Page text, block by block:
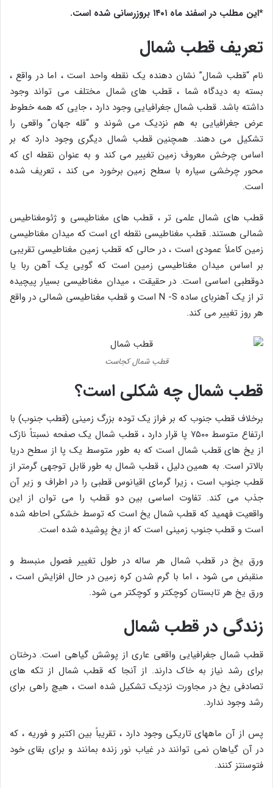
*این مطلب در اسفند ماه ۱۴۰۱ بروزرسانی شده است.
تعریف قطب شمال
نام “قطب شمال” نشان دهنده یک نقطه واحد است ، اما در واقع ،
بسته به دیدگاه شما ، قطب های شمال مختلف می تواند وجود
داشته باشد. قطب شمال جغرافیایی وجود دارد ، جایی که همه خطوط
عرض جغرافیایی به هم نزدیک می شوند و “قله جهان” واقعی را
تشکیل می دهند. همچنین قطب شمال دیگری وجود دارد که بر
اساس چرخش معروف زمین تغییر می کند و به عنوان نقطه ای که
محور چرخشی سیاره با سطح زمین برخورد می کند ، تعریف شده
است.
قطب های شمال علمی تر ، قطب های مغناطیسی و ژئومغناطیس
شمالی هستند. قطب مغناطیسی نقطه ای است که میدان مغناطیسی
زمین کاملاً عمودی است ، در حالی که قطب زمین مغناطیسی تقریبی
بر اساس میدان مغناطیسی زمین است که گویی یک آهن ربا یا
دوقطبی اساسی است. در حقیقت ، میدان مغناطیسی بسیار پیچیده
تر از یک آهنربای ساده N -S است و قطب مغناطیسی شمالی در واقع
هر روز تغییر می کند.
قطب شمال کجاست
قطب شمال چه شکلی است؟
برخلاف قطب جنوب که بر فراز یک توده بزرگ زمینی (قطب جنوب) با
ارتفاع متوسط ​​۷۵۰۰ پا قرار دارد ، قطب شمال یک صفحه نسبتاً نازک
از یخ های قطب شمال است که به طور متوسط ​​یک پا از سطح دریا
بالاتر است. به همین دلیل ، قطب شمال به طور قابل توجهی گرمتر از
قطب جنوب است ، زیرا گرمای اقیانوس قطبی را در اطراف و زیر آن
جذب می کند. تفاوت اساسی بین دو قطب را می توان از این
واقعیت فهمید که قطب شمال یخ است که توسط خشکی احاطه شده
است و قطب جنوب زمینی است که از یخ پوشیده شده است.
ورق یخ در قطب شمال هر ساله در طول تغییر فصول منبسط و
منقبض می شود ، اما با گرم شدن کره زمین در حال افزایش است ،
ورق یخ هر تابستان کوچکتر و کوچکتر می شود.
زندگی در قطب شمال
قطب شمال جغرافیایی واقعی عاری از پوشش گیاهی است. درختان
برای رشد نیاز به خاک دارند. از آنجا که قطب شمال از تکه های
تصادفی یخ در مجاورت نزدیک تشکیل شده است ، هیچ راهی برای
رشد وجود ندارد.
پس از آن ماههای تاریکی وجود دارد ، تقریباً بین اکتبر و فوریه ، که
در آن گیاهان نمی توانند در غیاب نور زنده بمانند و برای بقای خود
فتوسنتز کنند.